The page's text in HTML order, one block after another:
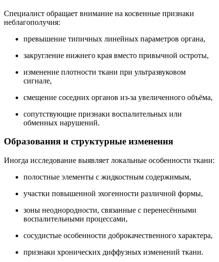
Специалист обращает внимание на косвенные признаки
неблагополучия:
превышение типичных линейных параметров органа,
закругление нижнего края вместо привычной остроты,
изменение плотности ткани при ультразвуковом
сигнале,
смещение соседних органов из-за увеличенного объёма,
сопутствующие признаки воспалительных или
обменных нарушений.
Образования и структурные изменения
Иногда исследование выявляет локальные особенности ткани:
полостные элементы с жидкостным содержимым,
участки повышенной эхогенности различной формы,
зоны неоднородности, связанные с перенесёнными
воспалительными процессами,
сосудистые особенности доброкачественного характера,
признаки хронических диффузных изменений ткани.